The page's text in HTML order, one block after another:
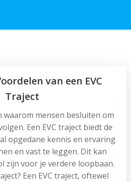
van een EVC
Traject
waarom mensen besluiten om
Een EVC traject biedt de
opgedane kennis en ervaring
en vast te leggen. Dit kan
zijn voor je verdere loopbaan.
Een EVC traject, oftewel